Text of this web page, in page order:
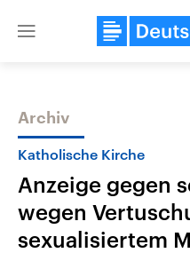
Close
Themen
Archiv
Katholische Kirche
Anzeige gegen
wegen
sexualisiertem